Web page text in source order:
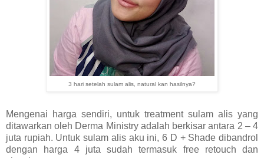
3 hari setelah sulam alis, natural kan hasilnya?
Mengenai harga sendiri, untuk treatment sulam alis yang
ditawarkan oleh Derma Ministry adalah berkisar antara 2 – 4
juta rupiah. Untuk sulam alis aku ini, 6 D + Shade dibandrol
dengan harga 4 juta sudah termasuk free retouch dan